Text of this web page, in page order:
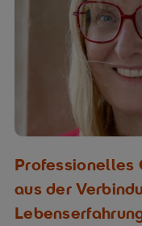
Professionelles
aus der